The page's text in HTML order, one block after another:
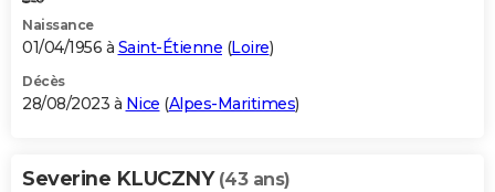
Naissance
01/04/1956 à Saint-Étienne (Loire)
Décès
28/08/2023 à Nice (Alpes-Maritimes)
Severine KLUCZNY (43 ans)